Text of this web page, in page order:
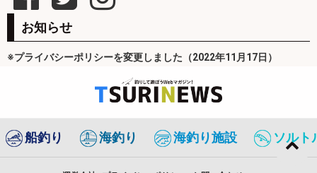
お知らせ
※プライバシーポリシーを変更しました（2022年11月17日）
船釣り 海釣り 海釣り施設 ソルト